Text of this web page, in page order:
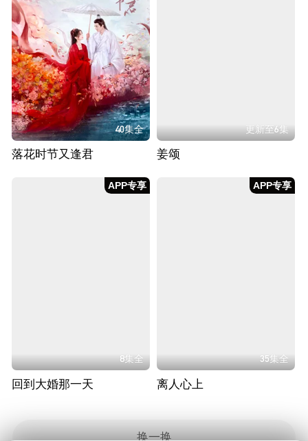
40集全
落花时节又逢君
更新至6集
姜颂
APP专享
8集全
回到大婚那一天
APP专享
35集全
离人心上
换一换